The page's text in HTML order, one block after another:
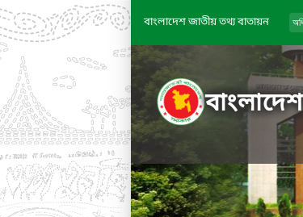
বাংলাদেশ জাতীয় তথ্য বাতায়ন